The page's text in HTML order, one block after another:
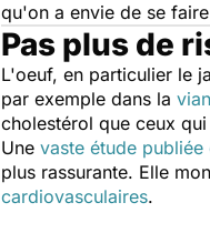
qu'on a envie de se
Pas plus de
L'oeuf, en particulier le
par exemple dans la
cholestérol que ceux
Une vaste étude
plus rassurante. Elle
cardiovasculaires.